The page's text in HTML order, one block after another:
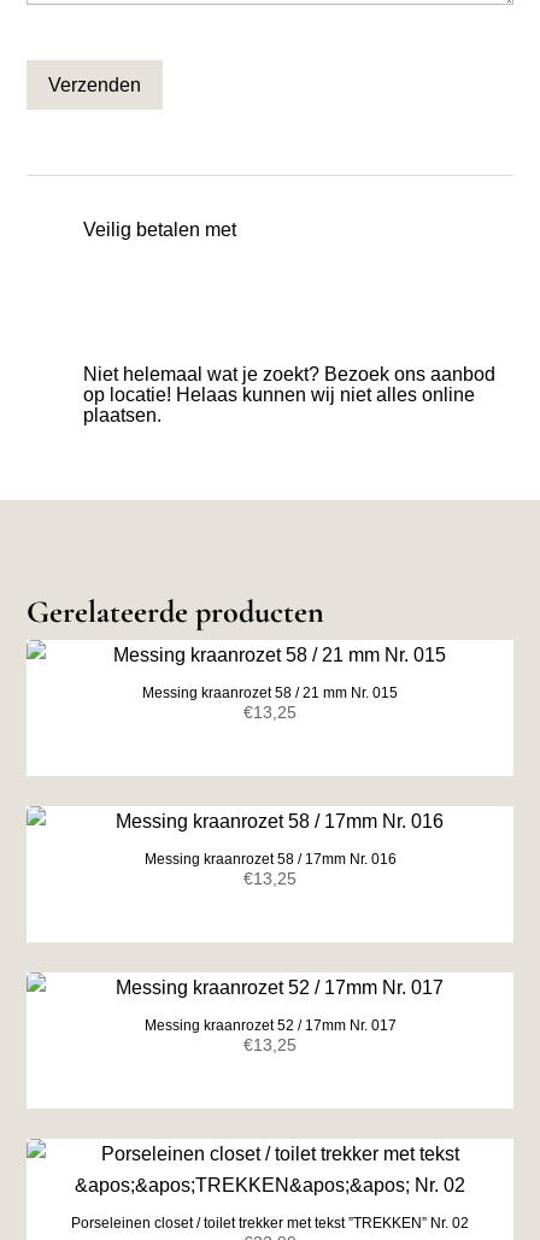
Veilig betalen met
Niet helemaal wat je zoekt? Bezoek ons aanbod
op locatie! Helaas kunnen wij niet alles online
plaatsen.
Gerelateerde producten
Messing kraanrozet 58 / 21 mm Nr. 015
€13,25
Messing kraanrozet 58 / 17mm Nr. 016
€13,25
Messing kraanrozet 52 / 17mm Nr. 017
€13,25
Porseleinen closet / toilet trekker met tekst ”TREKKEN” Nr. 02